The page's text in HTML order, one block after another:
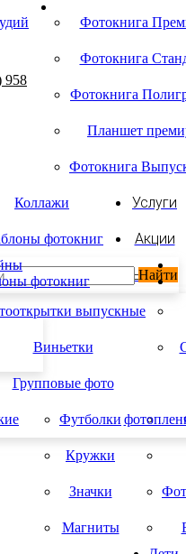
958
Фотокнига
Фотокнига
Фотокнига
Планшет
Фотокнига
Коллажи
фотокниг
виньетки
выпускные
Виньетки
Групповые фото
сканирование
Сувениры
Футболки
Кружки
Значки
Магниты
Календари 2026
Услуги
Интерьерная печать
Выпускникам
Фотокниги оптом
Акции
и статьиНовинка Найти
фотокниг